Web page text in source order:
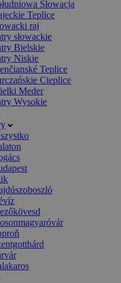
Słowacja
Teplice
raj
słowackie
Bielskie
Niskie
Teplice
Cieplice
Meder
Wysokie